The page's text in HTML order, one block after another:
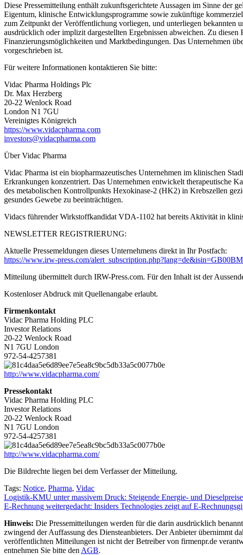
Diese Pressemitteilung enthält zukunftsgerichtete Aussagen im Sinne der
Eigentum, klinische Entwicklungsprogramme sowie zukünftige
zum Zeitpunkt der Veröffentlichung vorliegen, und unterliegen bekannten
ausdrücklich oder implizit dargestellten Ergebnissen abweichen. Zu
Finanzierungsmöglichkeiten und Marktbedingungen. Das Unternehmen
vorgeschrieben ist.
Für weitere Informationen kontaktieren Sie bitte:
Vidac Pharma Holdings Plc
Dr. Max Herzberg
20-22 Wenlock Road
London N1 7GU
Vereinigtes Königreich
https://www.vidacpharma.com
investors@vidacpharma.com
Über Vidac Pharma
Vidac Pharma ist ein biopharmazeutisches Unternehmen im klinischen
Erkrankungen konzentriert. Das Unternehmen entwickelt therapeutische
des metabolischen Kontrollpunkts Hexokinase-2 (HK2) in Krebszellen
gesundes Gewebe zu beeinträchtigen.
Vidacs führender Wirkstoffkandidat VDA-1102 hat bereits Aktivität in
NEWSLETTER REGISTRIERUNG:
Aktuelle Pressemeldungen dieses Unternehmens direkt in Ihr Postfach:
https://www.irw-press.com/
Mitteilung übermittelt durch IRW-Press.com. Für den Inhalt ist der
Kostenloser Abdruck mit Quellenangabe erlaubt.
Firmenkontakt
Vidac Pharma Holding PLC
Investor Relations
20-22 Wenlock Road
N1 7GU London
972-54-4257381
http://www.vidacpharma.com/
Pressekontakt
Vidac Pharma Holding PLC
Investor Relations
20-22 Wenlock Road
N1 7GU London
972-54-4257381
http://www.vidacpharma.com/
Die Bildrechte liegen bei dem Verfasser der Mitteilung.
Tags: Notice, Pharma, Vidac
Beitragsnavigation
Logistik-KMU unter massivem Druck: Steigende Energie- und
E-Rechnung weitergedacht: Insiders Technologies zeigt auf E-
Hinweis: Die Pressemitteilungen werden für die darin ausdrücklich
zwingend der Auffassung des Diensteanbieters. Der Anbieter übernimmt
veröffentlichten Mitteilungen ist nicht der Betreiber von firmenpr.de
entnehmen Sie bitte den AGB.